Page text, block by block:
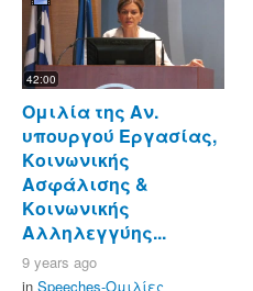
42:00
Ομιλία της Αν.
υπουργού Εργασίας,
Κοινωνικής
Ασφάλισης &
Κοινωνικής
Αλληλεγγύης...
9 years ago
in Speeches-Ομιλίες